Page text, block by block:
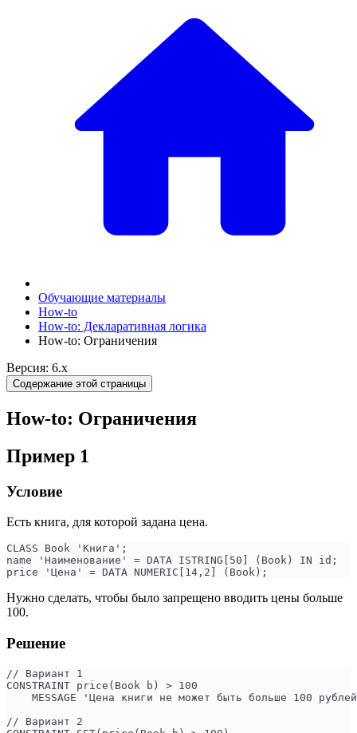
Обучающие материалы
How-to
How-to: Декларативная логика
How-to: Ограничения
Версия: 6.x
Содержание этой страницы
How-to: Ограничения
Пример 1
Условие
Есть книга, для которой задана цена.
CLASS Book 'Книга';
name 'Наименование' = DATA ISTRING[50] (Book) IN id;
price 'Цена' = DATA NUMERIC[14,2] (Book);
Нужно сделать, чтобы было запрещено вводить цены больше
100.
Решение
// Вариант 1
CONSTRAINT price(Book b) > 100
MESSAGE 'Цена книги не может быть больше 100
// Вариант 2